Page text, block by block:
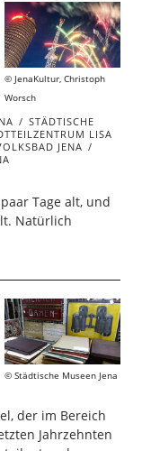
JenaKultur, Christoph
Worsch
STÄDTISCHE
LISA
JENA
Tage alt, und
Natürlich
Städtische Museen Jena
der im Bereich
Jahrzehnten